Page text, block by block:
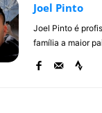
Joel Pinto
Joel Pinto é
família a maior